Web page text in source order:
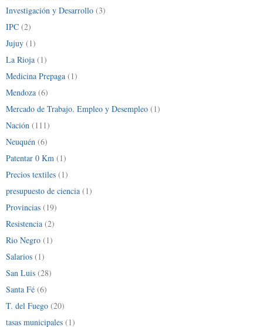
Investigación y Desarrollo (3)
IPC (2)
Jujuy (1)
La Rioja (1)
Medicina Prepaga (1)
Mendoza (6)
Mercado de Trabajo. Empleo y Desempleo (1)
Nación (111)
Neuquén (6)
Patentar 0 Km (1)
Precios textiles (1)
presupuesto de ciencia (1)
Provincias (19)
Resistencia (2)
Rio Negro (1)
Salarios (1)
San Luis (28)
Santa Fé (6)
T. del Fuego (20)
tasas municipales (1)